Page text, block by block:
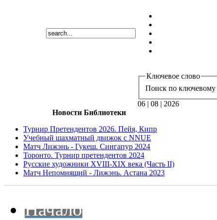
Ключевое слово
Поиск по ключевому
06 | 08 | 2026
Новости Библиотеки
Турнир Претендентов 2026. Пейя, Кипр
Учебный шахматный движок с NNUE
Матч Лижэнь - Гукеш. Сингапур 2024
Торонто. Турнир претендентов 2024
Русские художники XVIII-XIX века (Часть II)
Матч Непомнящий - Лижэнь. Астана 2023
Начало